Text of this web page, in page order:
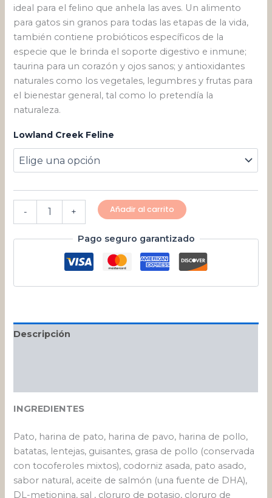
ideal para el felino que anhela las aves. Un alimento
para gatos sin granos para todas las etapas de la vida,
también contiene probióticos específicos de la
especie que le brinda el soporte digestivo e inmune;
taurina para un corazón y ojos sanos; y antioxidantes
naturales como los vegetales, legumbres y frutas para
el bienestar general, tal como lo pretendía la
naturaleza.
Lowland Creek Feline
- + Añadir al carrito
Pago seguro garantizado
Descripción
INGREDIENTES
Pato, harina de pato, harina de pavo, harina de pollo,
batatas, lentejas, guisantes, grasa de pollo (conservada
con tocoferoles mixtos), codorniz asada, pato asado,
sabor natural, aceite de salmón (una fuente de DHA),
DL-metionina, sal , cloruro de potasio, cloruro de